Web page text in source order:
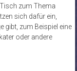
zum Thema
sich dafür ein,
gibt, zum Beispiel eine
oder andere